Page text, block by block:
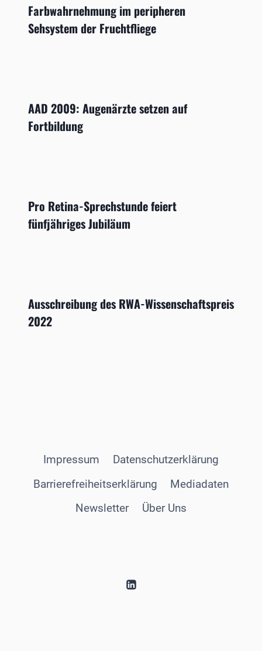
Farbwahrnehmung im peripheren
Sehsystem der Fruchtfliege
AAD 2009: Augenärzte setzen auf
Fortbildung
Pro Retina-Sprechstunde feiert
fünfjähriges Jubiläum
Ausschreibung des RWA-Wissenschaftspreis
2022
Impressum
Datenschutzerklärung
Barrierefreiheitserklärung
Mediadaten
Newsletter
Über Uns